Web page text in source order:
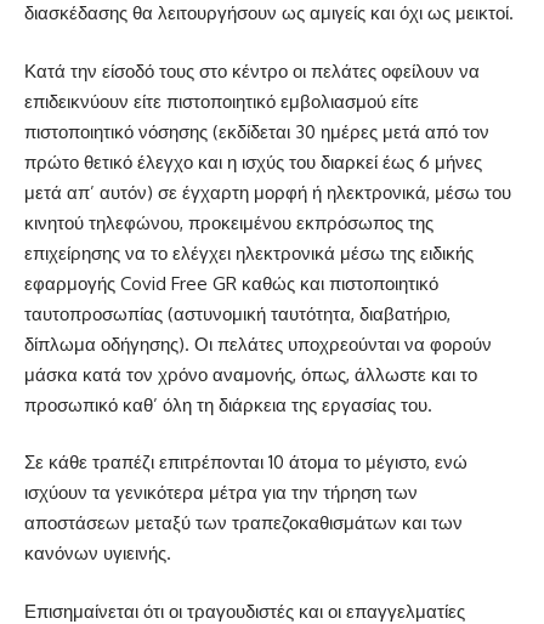
διασκέδασης θα λειτουργήσουν ως αμιγείς και όχι ως μεικτοί.
Κατά την είσοδό τους στο κέντρο οι πελάτες οφείλουν να
επιδεικνύουν είτε πιστοποιητικό εμβολιασμού είτε
πιστοποιητικό νόσησης (εκδίδεται 30 ημέρες μετά από τον
πρώτο θετικό έλεγχο και η ισχύς του διαρκεί έως 6 μήνες
μετά απ’ αυτόν) σε έγχαρτη μορφή ή ηλεκτρονικά, μέσω του
κινητού τηλεφώνου, προκειμένου εκπρόσωπος της
επιχείρησης να το ελέγχει ηλεκτρονικά μέσω της ειδικής
εφαρμογής Covid Free GR καθώς και πιστοποιητικό
ταυτοπροσωπίας (αστυνομική ταυτότητα, διαβατήριο,
δίπλωμα οδήγησης). Οι πελάτες υποχρεούνται να φορούν
μάσκα κατά τον χρόνο αναμονής, όπως, άλλωστε και το
προσωπικό καθ’ όλη τη διάρκεια της εργασίας του.
Σε κάθε τραπέζι επιτρέπονται 10 άτομα το μέγιστο, ενώ
ισχύουν τα γενικότερα μέτρα για την τήρηση των
αποστάσεων μεταξύ των τραπεζοκαθισμάτων και των
κανόνων υγιεινής.
Επισημαίνεται ότι οι τραγουδιστές και οι επαγγελματίες